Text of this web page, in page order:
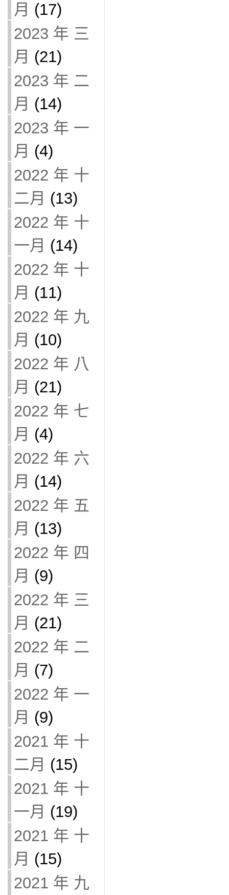
月 (17)
2023 年 三
月 (21)
2023 年 二
月 (14)
2023 年 一
月 (4)
2022 年 十
二月 (13)
2022 年 十
一月 (14)
2022 年 十
月 (11)
2022 年 九
月 (10)
2022 年 八
月 (21)
2022 年 七
月 (4)
2022 年 六
月 (14)
2022 年 五
月 (13)
2022 年 四
月 (9)
2022 年 三
月 (21)
2022 年 二
月 (7)
2022 年 一
月 (9)
2021 年 十
二月 (15)
2021 年 十
一月 (19)
2021 年 十
月 (15)
2021 年 九